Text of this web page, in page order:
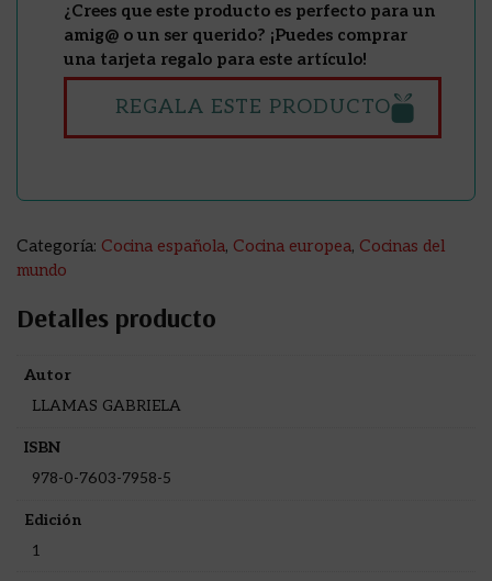
¿Crees que este producto es perfecto para un
amig@ o un ser querido? ¡Puedes comprar
una tarjeta regalo para este artículo!
REGALA ESTE PRODUCTO
Categoría: Cocina española, Cocina europea, Cocinas del
mundo
Detalles producto
Autor
LLAMAS GABRIELA
ISBN
978-0-7603-7958-5
Edición
1